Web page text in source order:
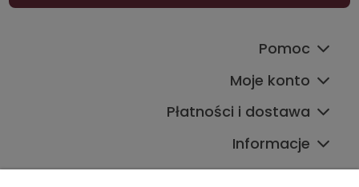
Pomoc
Moje konto
Płatności i dostawa
Informacje
Kontakt ze sklepem